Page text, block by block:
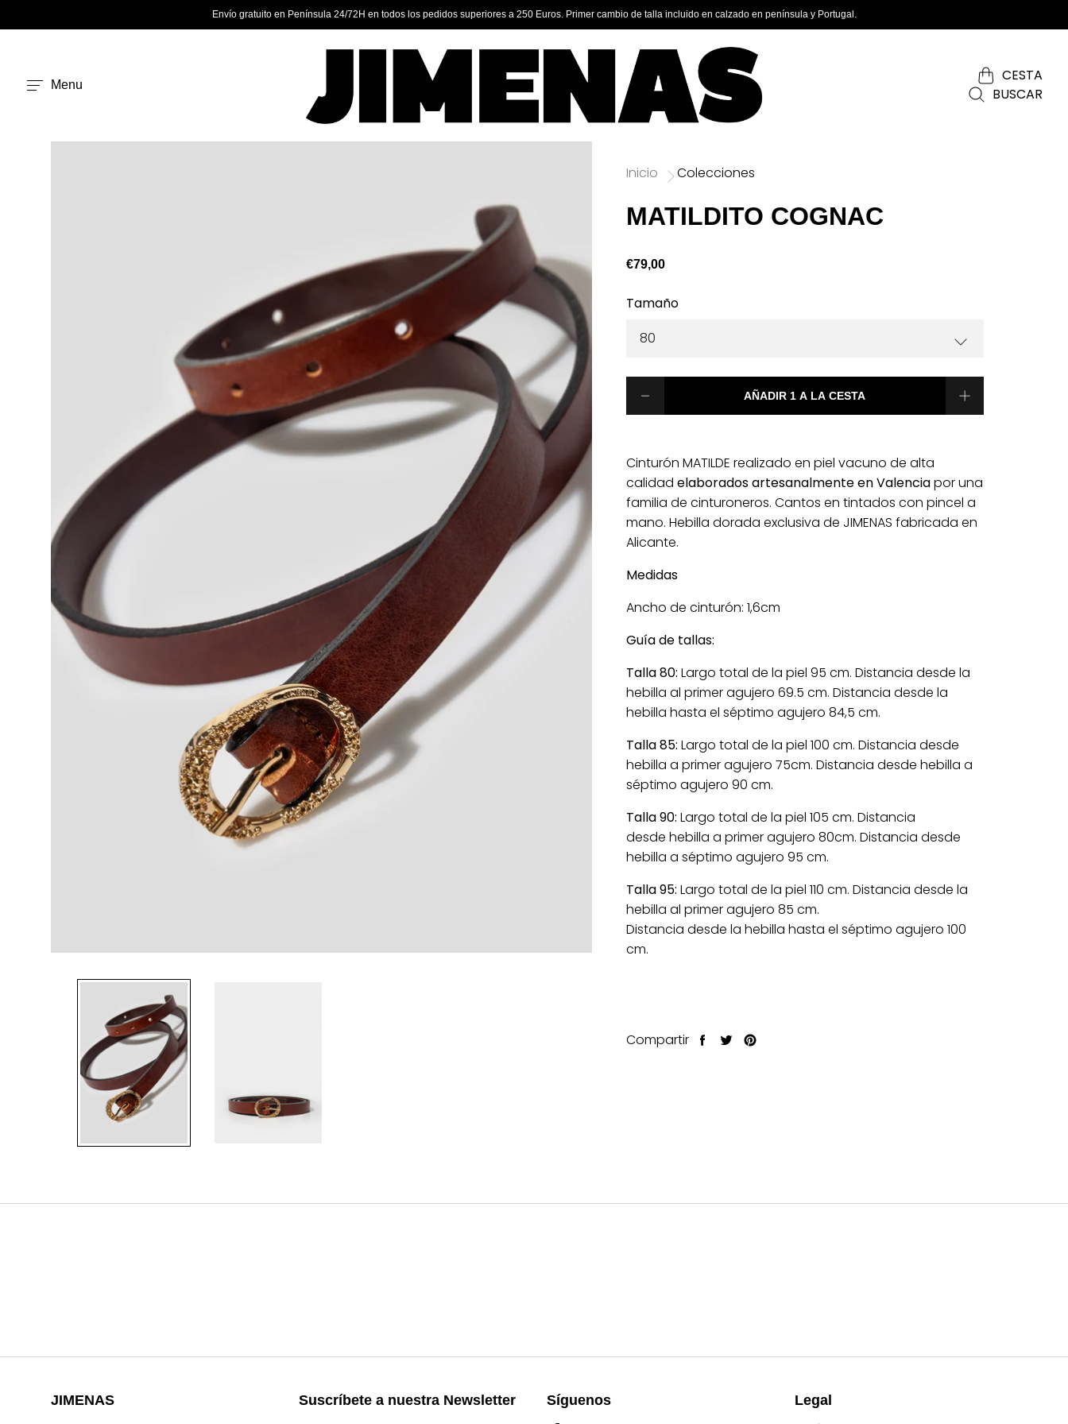
Envío gratuito en Península 24/72H en todos los pedidos superiores a 250 Euros. Primer cambio de talla incluido en calzado en península y Portugal.
Menu
CESTA
BUSCAR
Inicio Colecciones
MATILDITO COGNAC
€79,00
Cinturón MATILDE realizado en piel vacuno de alta
calidad elaborados artesanalmente en Valenciapor una
familia de cinturoneros. Cantos en tintados con pincel a
mano. Hebilla dorada exclusiva de JIMENAS fabricada en
Alicante.
Medidas
Ancho de cinturón: 1,6cm
Guía de tallas:
Talla 80: Largo total de la piel 95 cm. Distancia desde la
hebilla al primer agujero 69.5 cm. Distancia desde la
hebilla hasta el séptimo agujero 84,5 cm.
Talla 85: Largo total de la piel 100 cm. Distancia desde
hebilla a primer agujero 75cm. Distancia desde hebilla a
séptimo agujero 90 cm.
Talla 90: Largo total de la piel 105 cm. Distancia
desde hebilla a primer agujero 80cm. Distancia desde
hebilla a séptimo agujero 95 cm.
Talla 95: Largo total de la piel 110 cm. Distancia desde la
hebilla al primer agujero 85 cm.
Distancia desde la hebilla hasta el séptimo agujero 100
cm.
Tamaño
Compartir
Compartir
TweetPin
JIMENAS Suscríbete a nuestra Newsletter Síguenos Legal